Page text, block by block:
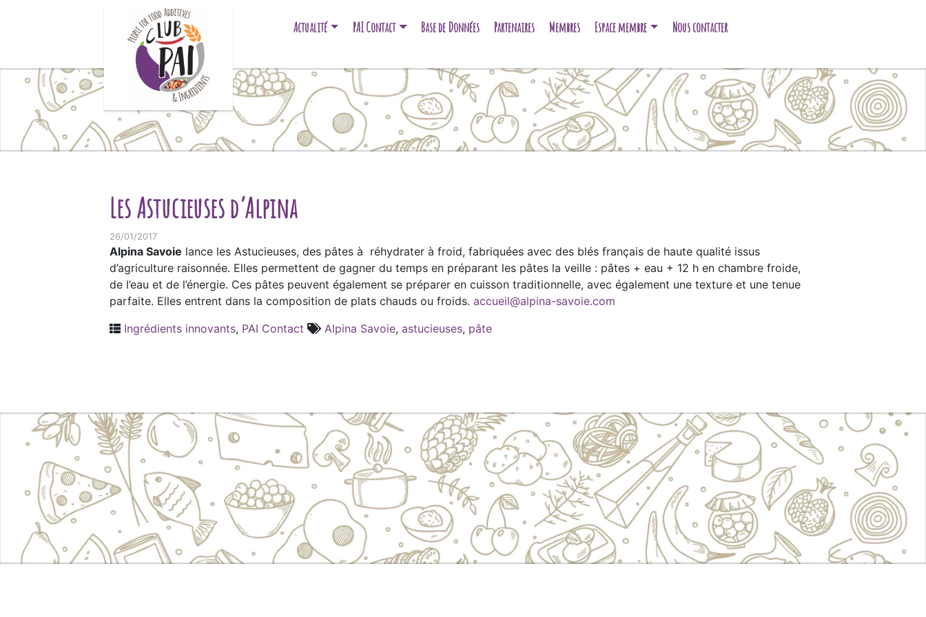
Actualité PAI Contact Base de Données Partenaires Membres Espace membre Nous contacter
Les Astucieuses d’Alpina
26/01/2017
Alpina Savoie lance les Astucieuses, des pâtes à réhydrater à froid, fabriquées avec des blés français de haute qualité issus
d’agriculture raisonnée. Elles permettent de gagner du temps en préparant les pâtes la veille : pâtes + eau + 12 h en chambre froide,
de l’eau et de l’énergie. Ces pâtes peuvent également se préparer en cuisson traditionnelle, avec également une texture et une tenue
parfaite. Elles entrent dans la composition de plats chauds ou froids. accueil@alpina-savoie.com
Ingrédients innovants, PAI Contact Alpina Savoie, astucieuses, pâte